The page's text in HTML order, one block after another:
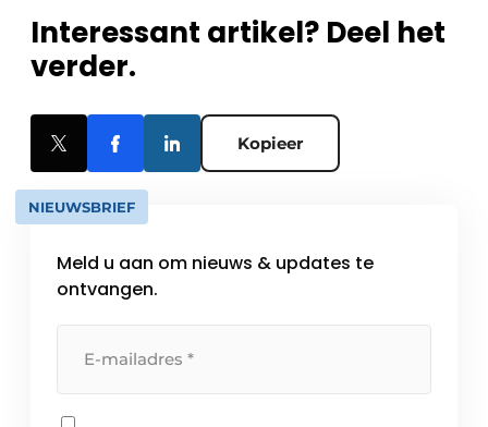
Interessant artikel? Deel het
verder.
Kopieer
NIEUWSBRIEF
Meld u aan om nieuws & updates te
ontvangen.